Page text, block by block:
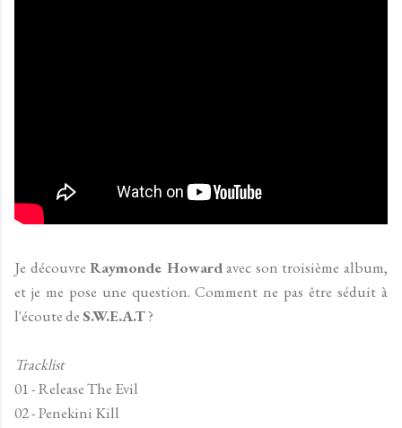
Je découvreRaymonde Howardavec son troisième album,
et je me pose une question. Comment ne pas être séduit à
l'écoute deS.W.E.A.T?
Tracklist
01 - Release The Evil
02 - Penekini Kill